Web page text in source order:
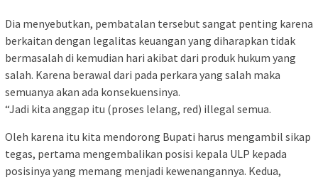
Dia menyebutkan, pembatalan tersebut sangat penting karena
berkaitan dengan legalitas keuangan yang diharapkan tidak
bermasalah di kemudian hari akibat dari produk hukum yang
salah. Karena berawal dari pada perkara yang salah maka
semuanya akan ada konsekuensinya.
“Jadi kita anggap itu (proses lelang, red) illegal semua.
Oleh karena itu kita mendorong Bupati harus mengambil sikap
tegas, pertama mengembalikan posisi kepala ULP kepada
posisinya yang memang menjadi kewenangannya. Kedua,